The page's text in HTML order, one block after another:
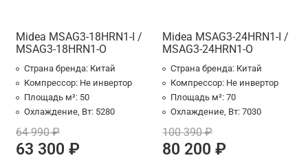
Midea MSAG3-18HRN1-I /
MSAG3-18HRN1-O
Страна бренда: Китай
Компрессор: Не инвертор
Площадь м²: 50
Охлаждение, Вт: 5280
64 990 ₽
63 300 ₽
Midea MSAG3-24HRN1-I /
MSAG3-24HRN1-O
Страна бренда: Китай
Компрессор: Не инвертор
Площадь м²: 70
Охлаждение, Вт: 7030
100 390 ₽
80 200 ₽